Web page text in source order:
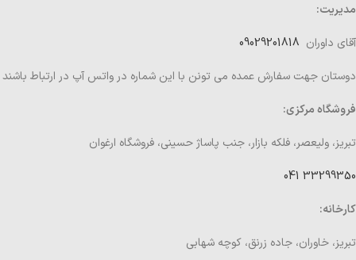
مدیریت:
آقای داوران
دوستان جهت سفارش عمده می تونن با این شماره در واتس آپ در ارتباط باشند
فروشگاه مرکزی:
تبریز، ولیعصر، فلکه بازار، جنب پاساژ حسینی، فروشگاه ارغوان
33299350 041
کارخانه:
تبریز، خاوران، جاده زرنق، کوچه شهابی